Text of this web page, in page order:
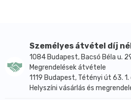
nyújtott kioldódású technológia
vitamin fokozatosan
készítmény a napi vitaminbevitel
biztosítására szolgál a
A C-vitamin és a cink
Személyes átvétel díj
1084 Budapest, Bacsó Béla u.
Megrendelések átvétele
1119 Budapest, Tétényi út 63.
Helyszíni vásárlás és